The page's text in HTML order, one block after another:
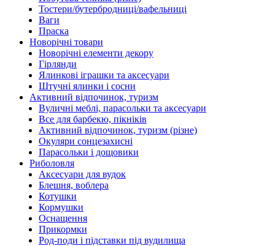
Тостери/бутербродниці/вафельниці
Ваги
Праска
Новорічні товари
Новорічні елементи декору
Гірлянди
Ялинкові іграшки та аксесуари
Штучні ялинки і сосни
Активний відпочинок, туризм
Вуличні меблі, парасольки та аксесуари
Все для барбекю, пікніків
Активний відпочинок, туризм (різне)
Окуляри сонцезахисні
Парасольки і дощовики
Риболовля
Аксесуари для вудок
Блешня, воблера
Котушки
Кормушки
Оснащення
Прикормки
Род-поди і підставки під вудилища